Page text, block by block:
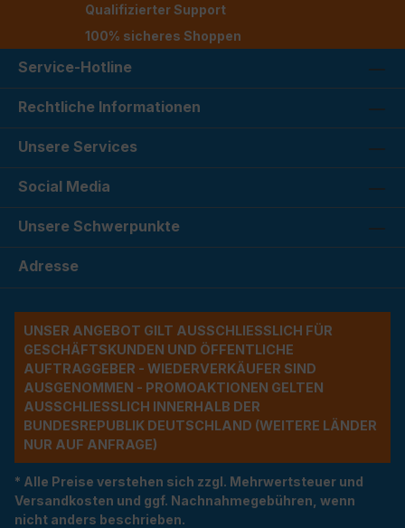
Qualifizierter Support
100% sicheres Shoppen
Service-Hotline
Rechtliche Informationen
Unsere Services
Social Media
Unsere Schwerpunkte
Adresse
UNSER ANGEBOT GILT AUSSCHLIESSLICH FÜR G
ESCHÄFTSKUNDEN UND ÖFFENTLICHE A
UFTRAGGEBER - WIEDERVERKÄUFER SIND A
USGENOMMEN - PROMOAKTIONEN GELTEN A
USSCHLIESSLICH INNERHALB DER BU
NDESREPUBLIK DEUTSCHLAND (WEITERE LÄNDER NU
R AUF ANFRAGE)
* Alle Preise verstehen sich zzgl. Mehrwertsteuer und
Versandkosten und ggf. Nachnahmegebühren, wenn
nicht anders beschrieben.